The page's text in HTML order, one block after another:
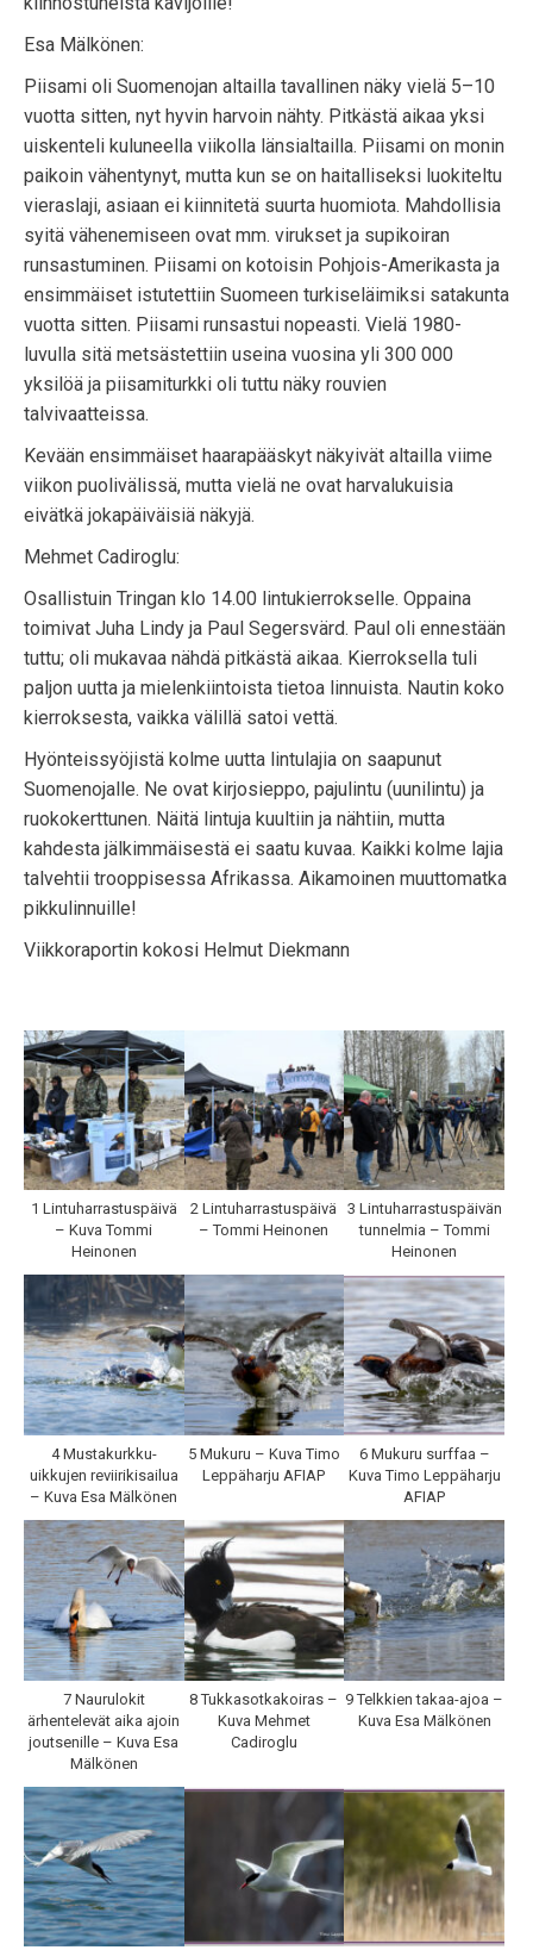
Esa Mälkönen:
Piisami oli Suomenojan altailla tavallinen näky vielä 5–10
vuotta sitten, nyt hyvin harvoin nähty. Pitkästä aikaa yksi
uiskenteli kuluneella viikolla länsialtailla. Piisami on monin
paikoin vähentynyt, mutta kun se on haitalliseksi luokiteltu
vieraslaji, asiaan ei kiinnitetä suurta huomiota. Mahdollisia
syitä vähenemiseen ovat mm. virukset ja supikoiran
runsastuminen. Piisami on kotoisin Pohjois-Amerikasta ja
ensimmäiset istutettiin Suomeen turkiseläimiksi satakunta
vuotta sitten. Piisami runsastui nopeasti. Vielä 1980-
luvulla sitä metsästettiin useina vuosina yli 300 000
yksilöä ja piisamiturkki oli tuttu näky rouvien
talvivaatteissa.
Kevään ensimmäiset haarapääskyt näkyivät altailla viime
viikon puolivälissä, mutta vielä ne ovat harvalukuisia
eivätkä jokapäiväisiä näkyjä.
Mehmet Cadiroglu:
Osallistuin Tringan klo 14.00 lintukierrokselle. Oppaina
toimivat Juha Lindy ja Paul Segersvärd. Paul oli ennestään
tuttu; oli mukavaa nähdä pitkästä aikaa. Kierroksella tuli
paljon uutta ja mielenkiintoista tietoa linnuista. Nautin koko
kierroksesta, vaikka välillä satoi vettä.
Hyönteissyöjistä kolme uutta lintulajia on saapunut
Suomenojalle. Ne ovat kirjosieppo, pajulintu (uunilintu) ja
ruokokerttunen. Näitä lintuja kuultiin ja nähtiin, mutta
kahdesta jälkimmäisestä ei saatu kuvaa. Kaikki kolme lajia
talvehtii trooppisessa Afrikassa. Aikamoinen muuttomatka
pikkulinnuille!
Viikkoraportin kokosi Helmut Diekmann
1 Lintuharrastuspäivä
– Kuva Tommi
Heinonen
2 Lintuharrastuspäivä
– Tommi Heinonen
3 Lintuharrastuspäivän
tunnelmia – Tommi
Heinonen
4 Mustakurkku-
uikkujen reviirikisailua
– Kuva Esa Mälkönen
5 Mukuru – Kuva Timo
Leppäharju AFIAP
6 Mukuru surffaa –
Kuva Timo Leppäharju
AFIAP
7 Naurulokit
ärhentelevät aika ajoin
joutsenille – Kuva Esa
Mälkönen
8 Tukkasotkakoiras –
Kuva Mehmet
Cadiroglu
9 Telkkien takaa-ajoa –
Kuva Esa Mälkönen